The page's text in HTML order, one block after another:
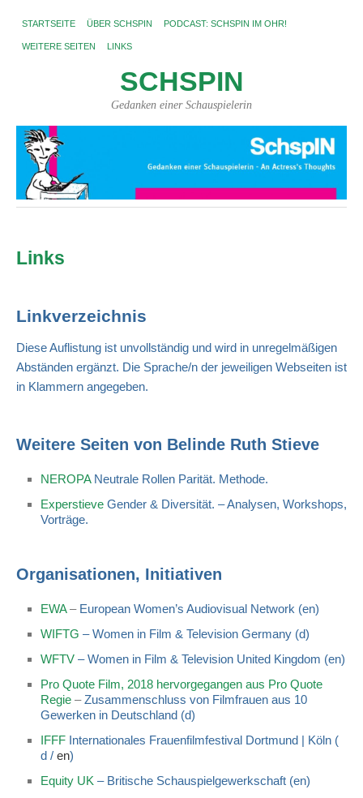
STARTSEITE ÜBER SCHSPIN PODCAST: SCHSPIN IM OHR!
WEITERE SEITEN LINKS
SCHSPIN
Gedanken einer Schauspielerin
Links
Linkverzeichnis
Diese Auflistung ist unvollständig und wird in unregelmäßigen
Abständen ergänzt. Die Sprache/n der jeweiligen Webseiten ist
in Klammern angegeben.
Weitere Seiten von Belinde Ruth Stieve
NEROPA Neutrale Rollen Parität. Methode.
Experstieve Gender & Diversität. – Analysen, Workshops,
Vorträge.
Organisationen, Initiativen
EWA–European Women’s Audiovisual Network (en)
WIFTG – Women in Film & Television Germany (d)
WFTV – Women in Film & Television United Kingdom (en)
Pro Quote Film, 2018 hervorgegangen aus Pro Quote
Regie –Zusammenschluss von Filmfrauen aus 10
Gewerken in Deutschland (d)
IFFF Internationales Frauenfilmfestival Dortmund | Köln (
d / en)
Equity UK – Britische Schauspielgewerkschaft (en)